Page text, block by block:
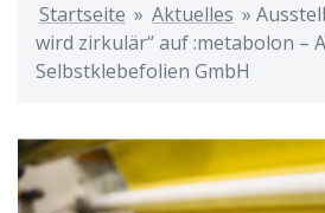
Startseite » Aktuelles »
wird zirkulär“ auf :metabolon –
Selbstklebefolien GmbH